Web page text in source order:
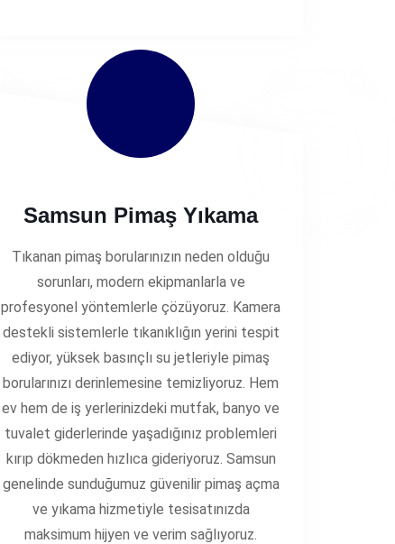
Samsun Pimaş Yıkama
Tıkanan pimaş borularınızın neden olduğu
sorunları, modern ekipmanlarla ve
profesyonel yöntemlerle çözüyoruz. Kamera
destekli sistemlerle tıkanıklığın yerini tespit
ediyor, yüksek basınçlı su jetleriyle pimaş
borularınızı derinlemesine temizliyoruz. Hem
ev hem de iş yerlerinizdeki mutfak, banyo ve
tuvalet giderlerinde yaşadığınız problemleri
kırıp dökmeden hızlıca gideriyoruz. Samsun
genelinde sunduğumuz güvenilir pimaş açma
ve yıkama hizmetiyle tesisatınızda
maksimum hijyen ve verim sağlıyoruz.